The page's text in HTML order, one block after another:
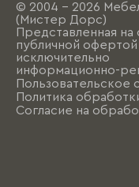
© 2004 - 2026
(Мистер Дорс)
Представленная
публичной
исключительно
информационно-
Пользовательское
Политика
Согласие на